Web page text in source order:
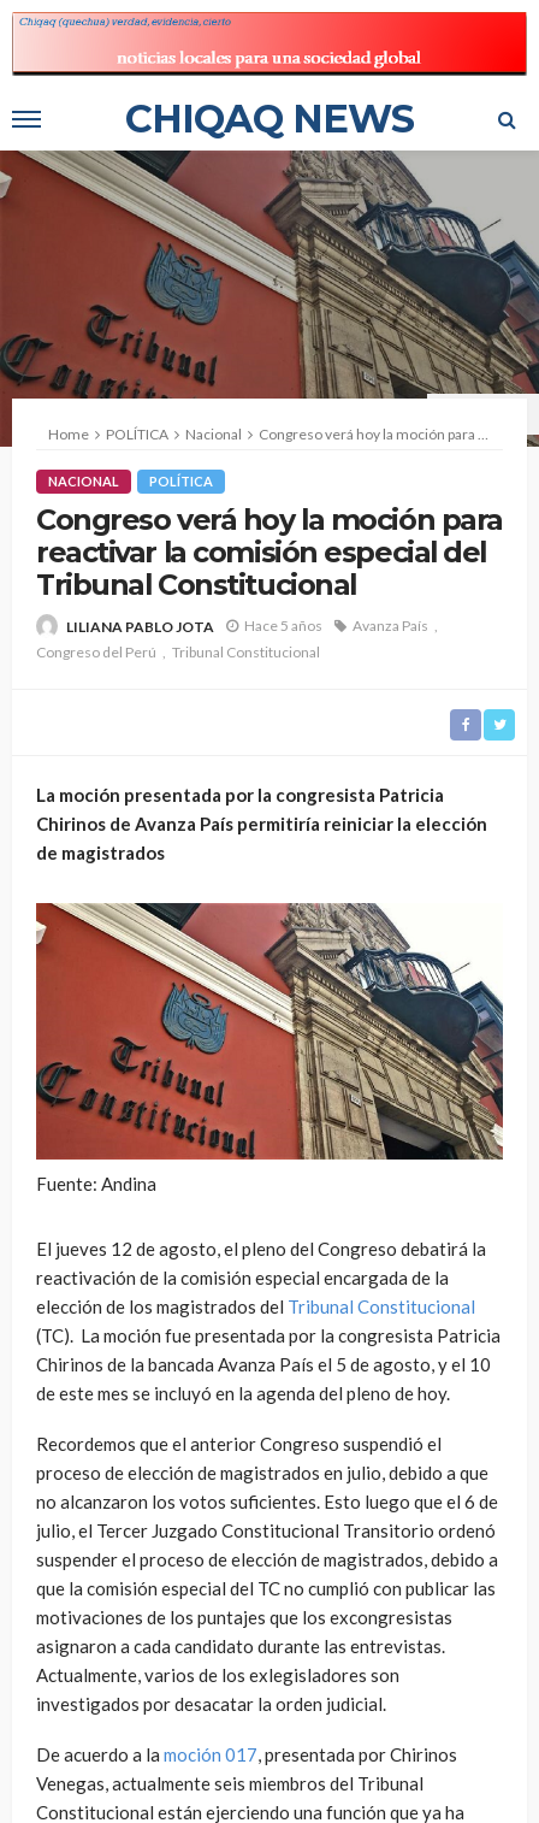
CHIQAQ NEWS
Home
POLÍTICA Nacional Congreso verá hoy la moción para reactivar la comisión especial del Tribunal Constitucional
NACIONAL POLÍTICA
Congreso verá hoy la moción para
reactivar la comisión especial del
Tribunal Constitucional
LILIANA PABLO JOTA Hace 5 años
Avanza País
Congreso del Perú
Tribunal Constitucional
La moción presentada por la congresista Patricia
Chirinos de Avanza País permitiría reiniciar la elección
de magistrados
Fuente: Andina
El jueves 12 de agosto, el pleno del Congreso debatirá la
reactivación de la comisión especial encargada de la
elección de los magistrados del Tribunal Constitucional
(TC). La moción fue presentada por la congresista Patricia
Chirinos de la bancada Avanza País el 5 de agosto, y el 10
de este mes se incluyó en la agenda del pleno de hoy.
Recordemos que el anterior Congreso suspendió el
proceso de elección de magistrados en julio, debido a que
no alcanzaron los votos suficientes. Esto luego que el 6 de
julio, el Tercer Juzgado Constitucional Transitorio ordenó
suspender el proceso de elección de magistrados, debido a
que la comisión especial del TC no cumplió con publicar las
motivaciones de los puntajes que los excongresistas
asignaron a cada candidato durante las entrevistas.
Actualmente, varios de los exlegisladores son
investigados por desacatar la orden judicial.
De acuerdo a la moción 017, presentada por Chirinos
Venegas, actualmente seis miembros del Tribunal
Constitucional están ejerciendo una función que ya ha